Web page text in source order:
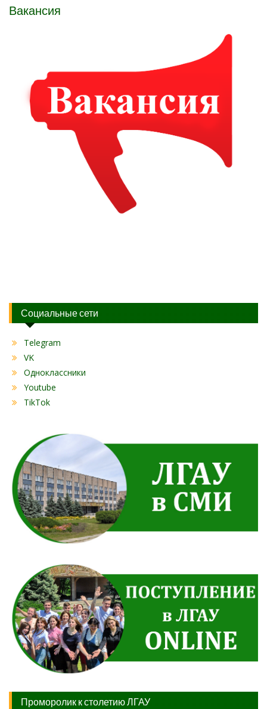
Вакансия
Социальные сети
Telegram
VK
Одноклассники
Youtube
TikTok
Проморолик к столетию ЛГАУ